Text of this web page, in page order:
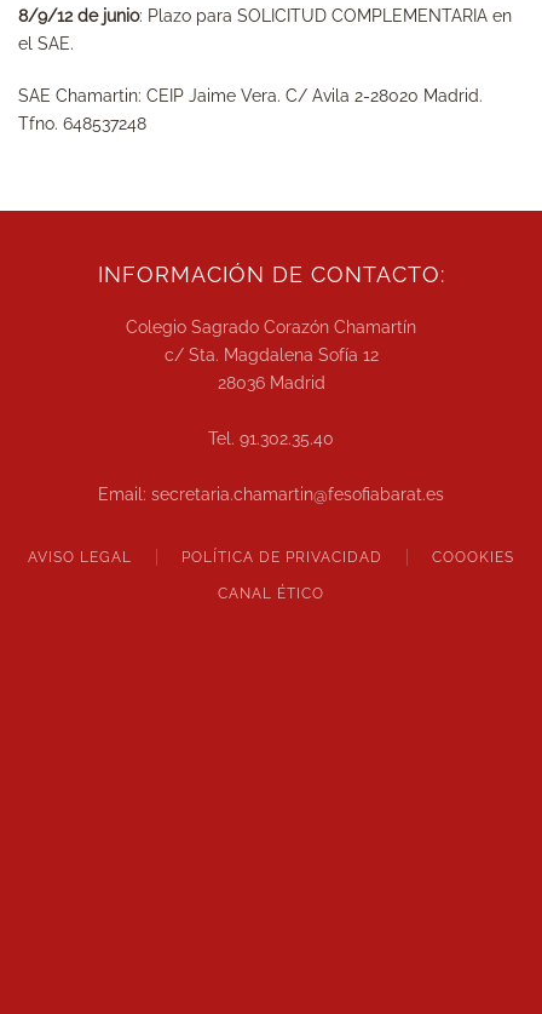
8/9/12 de junio: Plazo para SOLICITUD COMPLEMENTARIA en
el SAE.
SAE Chamartin: CEIP Jaime Vera. C/ Avila 2-28020 Madrid.
Tfno. 648537248
INFORMACIÓN DE CONTACTO:
Colegio Sagrado Corazón Chamartín
c/ Sta. Magdalena Sofía 12
28036 Madrid
Tel. 91.302.35.40
Email: secretaria.chamartin@fesofiabarat.es
AVISO LEGAL POLÍTICA DE PRIVACIDAD COOOKIES
CANAL ÉTICO